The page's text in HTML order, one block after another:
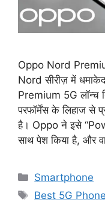
Oppo Nord
Nord सीरीज़ में
Premium 5G लॉन्च
परफॉर्मेंस के लिहाज से
है। Oppo ने इसे
साथ पेश किया है, और
Categories
Smartphone
Tags
Best 5G